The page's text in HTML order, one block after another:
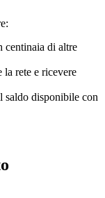
centinaia di altre
la rete e ricevere
saldo disponibile con